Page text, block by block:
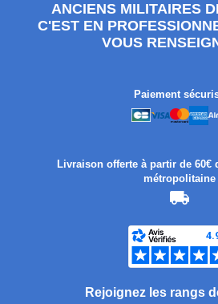
ANCIENS MILITAIRES
C'EST EN
VOUS
Paiement
Livraison offerte à partir de 60€
métropolitaine
Rejoignez les rangs